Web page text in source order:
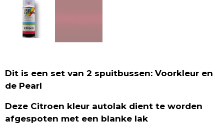
Dit is een set van 2 spuitbussen: Voorkleur en
de Pearl
Deze Citroen kleur autolak dient te worden
afgespoten met een blanke lak